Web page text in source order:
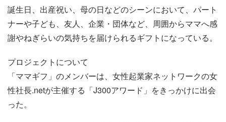
誕生日、出産祝い、母の日などのシーンにおいて、パート
ナーや子ども、友人、企業・団体など、周囲からママへ感
謝やねぎらいの気持ちを届けられるギフトになっている。
プロジェクトについて
「ママギフ」のメンバーは、女性起業家ネットワークの女
性社長.netが主催する「J300アワード」をきっかけに出会
った。